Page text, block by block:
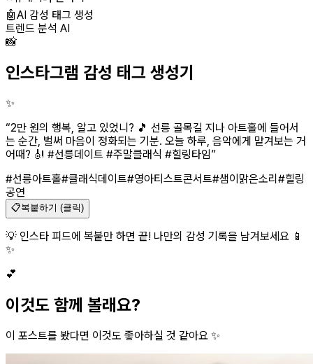
🤖AI 감성 태그 생성
트렌드 분석 AI
📸
인스타그램 감성 태그 생성기
✨
“2만 원의 행복, 알고 있었니? 🎵 선릉 골목길 지나 아트홀에 들어서
는 순간, 벌써 마음이 정화되는 기분. 오늘 하루, 음악에게 맡겨보는 거
어때? 🎻 #선릉데이트 #주말클래식 #힐링타임”
#선릉아트홀#클래식데이트#영아티스트콘서트#샘이맑은소리 #힐링
공연
📋복붙하기 (클릭)
💡 인스타 피드에 복붙만 하면 끝! 나만의 감성 기록을 남겨보세요 📱
✨
💕
이것도 함께 볼래요?
이 포스트를 봤다면 이것도 좋아하실 것 같아요 ✨